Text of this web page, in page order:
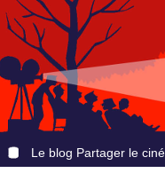
Le blog Partager le